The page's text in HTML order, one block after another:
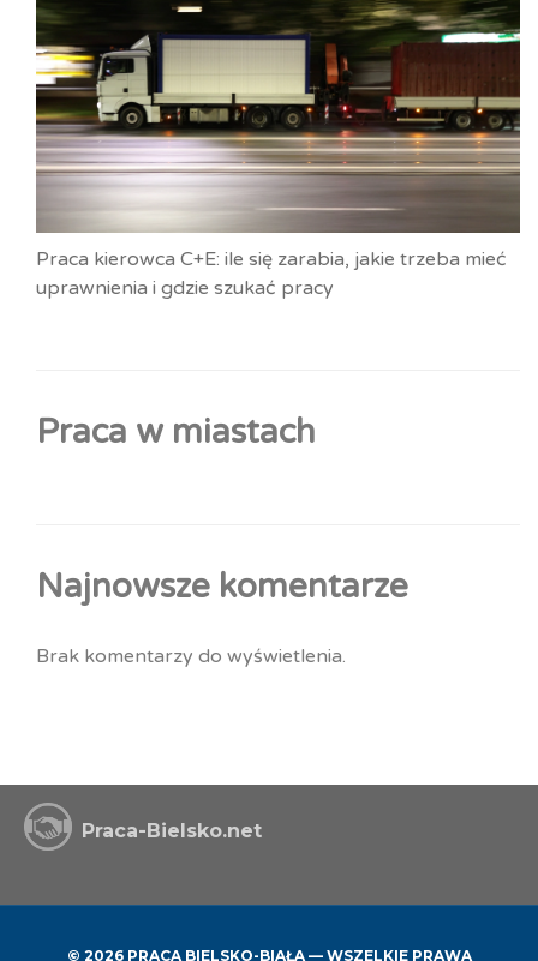
Praca kierowca C+E: ile się zarabia, jakie trzeba mieć
uprawnienia i gdzie szukać pracy
Praca w miastach
Najnowsze komentarze
Brak komentarzy do wyświetlenia.
Praca-Bielsko.net
© 2026 PRACA BIELSKO-BIAŁA — WSZELKIE PRAWA